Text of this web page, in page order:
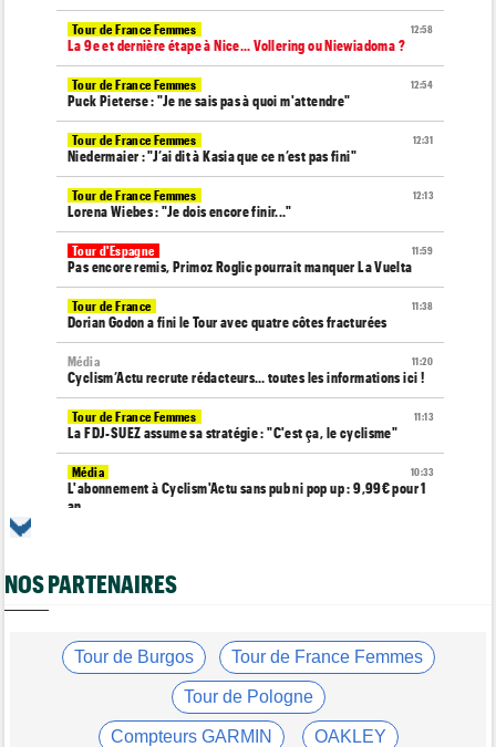
12:58
Tour de France Femmes
La 9e et dernière étape à Nice... Vollering ou Niewiadoma ?
12:54
Tour de France Femmes
Puck Pieterse : "Je ne sais pas à quoi m'attendre"
12:31
Tour de France Femmes
Niedermaier : "J’ai dit à Kasia que ce n’est pas fini"
12:13
Tour de France Femmes
Lorena Wiebes : "Je dois encore finir..."
11:59
Tour d'Espagne
Pas encore remis, Primoz Roglic pourrait manquer La Vuelta
11:38
Tour de France
Dorian Godon a fini le Tour avec quatre côtes fracturées
11:20
Média
Cyclism’Actu recrute rédacteurs… toutes les informations ici !
11:13
Tour de France Femmes
La FDJ-SUEZ assume sa stratégie : "C'est ça, le cyclisme"
10:33
Média
L'abonnement à Cyclism'Actu sans pub ni pop up : 9,99€ pour 1
an
09:53
Média
Web-série : "Course toujours, dans les coulisses de la FDJ
NOS PARTENAIRES
Tour de Burgos Tour de France Femmes
Tour de Pologne
Compteurs GARMIN OAKLEY